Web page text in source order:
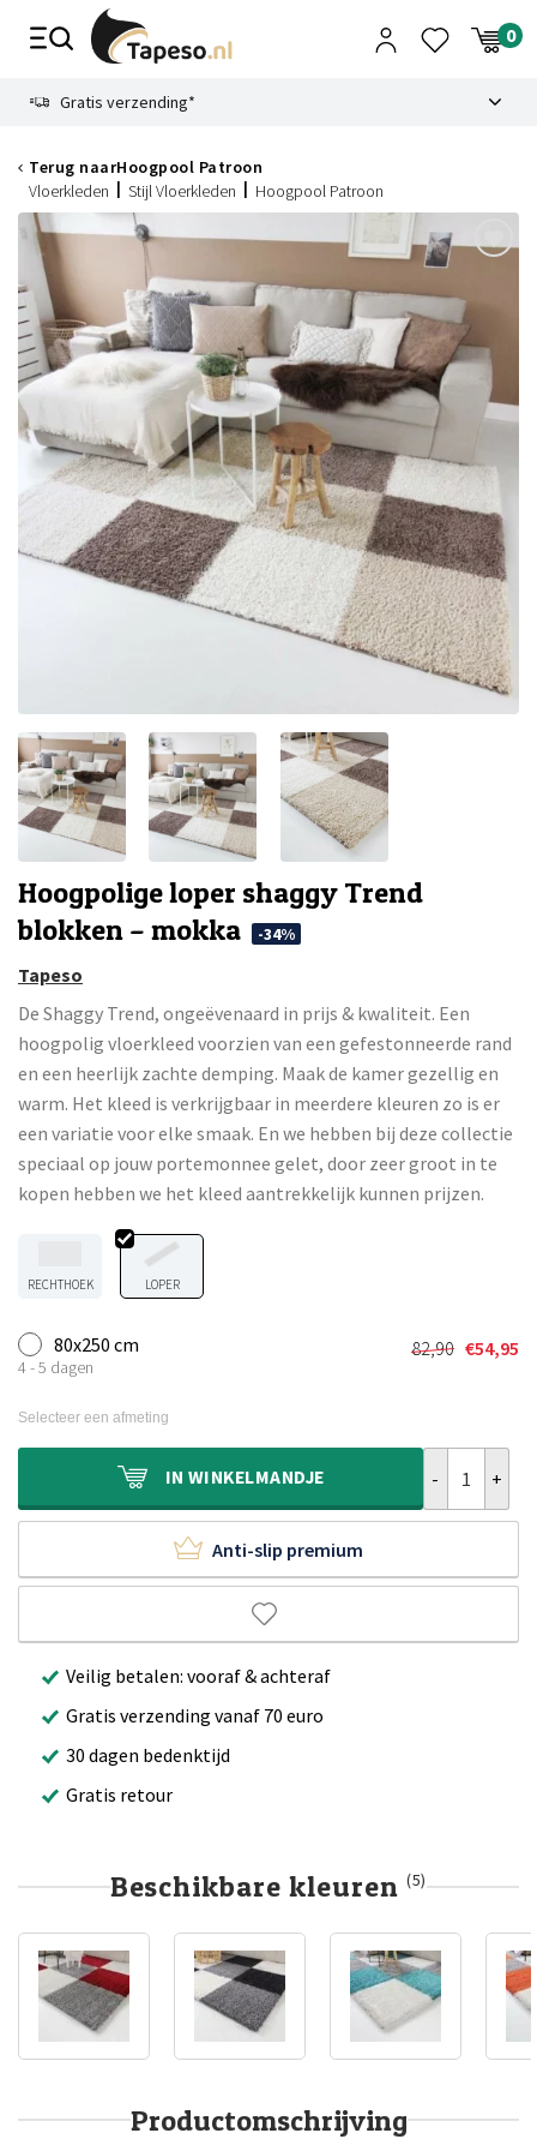
Gratis verzending*
Terug naarHoogpool Patroon
Vloerkleden
Stijl Vloerkleden Hoogpool Patroon
Hoogpolige loper shaggy Trend
blokken – mokka
-34%
Tapeso
De Shaggy Trend, ongeëvenaard in prijs & kwaliteit. Een
hoogpolig vloerkleed voorzien van een gefestonneerde rand
en een heerlijk zachte demping. Maak de kamer gezellig en
warm. Het kleed is verkrijgbaar in meerdere kleuren zo is er
een variatie voor elke smaak. En we hebben bij deze collectie
speciaal op jouw portemonnee gelet, door zeer groot in te
kopen hebben we het kleed aantrekkelijk kunnen prijzen.
RECHTHOEK LOPER
80x250 cm
4 - 5 dagen
82,90 €54,95
Huidige
Selecteer een afmeting
IN WINKELMANDJE
Anti-slip premium
Veilig betalen: vooraf & achteraf
Gratis verzending vanaf 70 euro
30 dagen bedenktijd
Gratis retour
Beschikbare kleuren (5)
Productomschrijving